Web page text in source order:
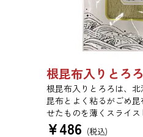
根昆布入りとろろは、
昆布とよく粘るがごめ
せたものを薄くスライ
来の風味を存分にご賞味
¥486 (税込)